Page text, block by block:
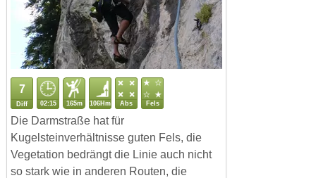
7
Diff 02:15 165m 106Hm Abs Fels
Die Darmstraße hat für
Kugelsteinverhältnisse guten Fels, die
Vegetation bedrängt die Linie auch nicht
so stark wie in anderen Routen, die